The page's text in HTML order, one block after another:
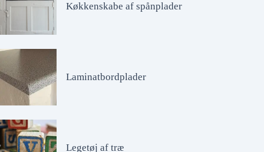
Køkkenskabe af spånplader
Laminatbordplader
Legetøj af træ